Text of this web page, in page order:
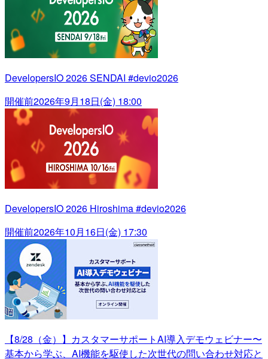
DevelopersIO 2026 SENDAI #devio2026
開催前2026年9月18日(金) 18:00
DevelopersIO 2026 Hiroshima #devio2026
開催前2026年10月16日(金) 17:30
【8/28（金）】カスタマーサポートAI導入デモウェビナー〜
基本から学ぶ、AI機能を駆使した次世代の問い合わせ対応と